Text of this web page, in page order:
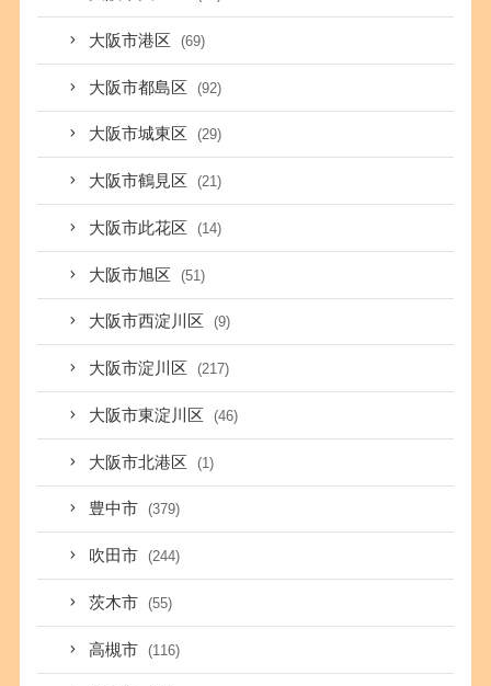
大阪市港区 (69)
大阪市都島区 (92)
大阪市城東区 (29)
大阪市鶴見区 (21)
大阪市此花区 (14)
大阪市旭区 (51)
大阪市西淀川区 (9)
大阪市淀川区 (217)
大阪市東淀川区 (46)
大阪市北港区 (1)
豊中市 (379)
吹田市 (244)
茨木市 (55)
高槻市 (116)